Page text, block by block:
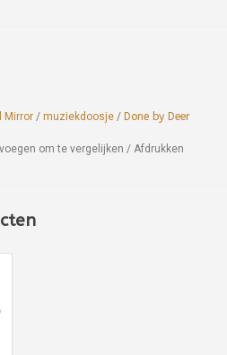
Mirror / muziekdoosje / Done by Deer
om te vergelijken / Afdrukken